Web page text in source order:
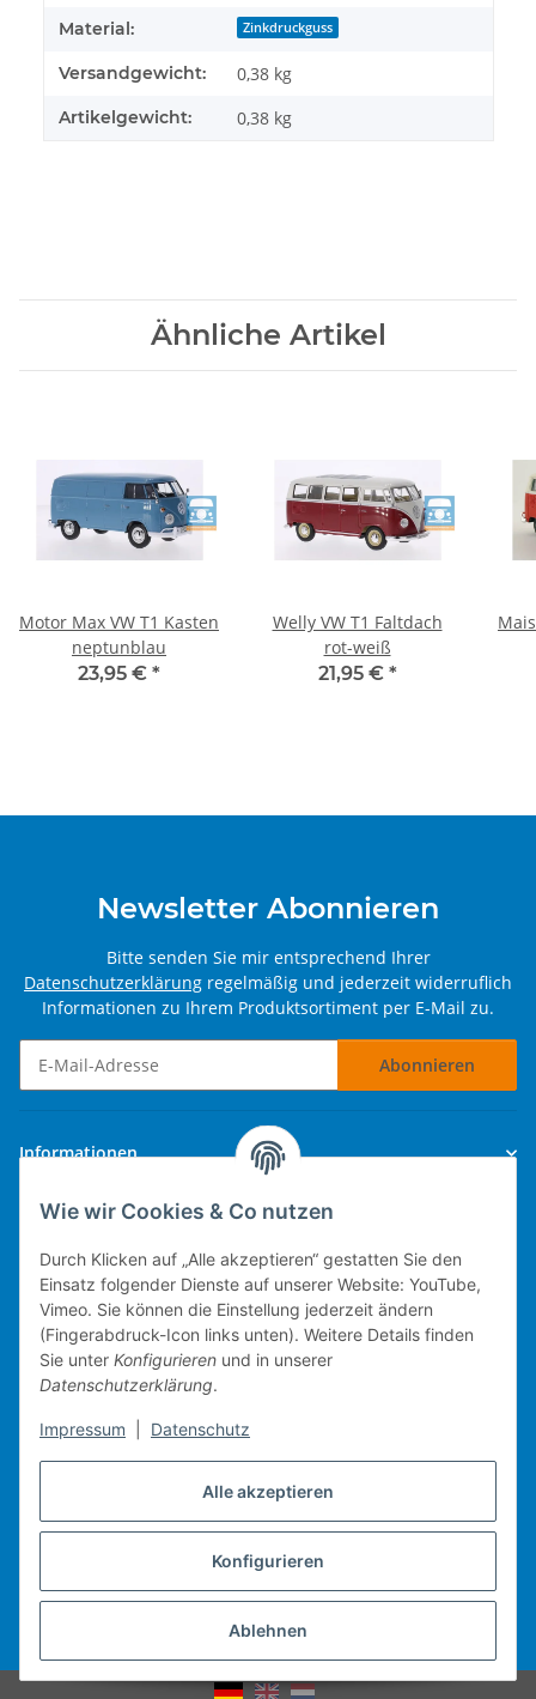
Alle akzeptieren
Konfigurieren
Ablehnen
Wie wir Cookies & Co nutzen
Durch Klicken auf „Alle akzeptieren“ gestatten Sie den
Einsatz folgender Dienste auf unserer Website: YouTube,
Vimeo. Sie können die Einstellung jederzeit ändern
(Fingerabdruck-Icon links unten). Weitere Details finden
Sie unter Konfigurieren und in unserer
Datenschutzerklärung.
Impressum Datenschutz
Material: Zinkdruckguss
Versandgewicht: 0,38 kg
Artikelgewicht: 0,38 kg
Ähnliche Artikel
Motor Max VW T1 Kasten
neptunblau
23,95 € *
Welly VW T1 Faltdach
rot-weiß
21,95 € *
Newsletter Abonnieren
Bitte senden Sie mir entsprechend Ihrer
Datenschutzerklärung regelmäßig und jederzeit widerruflich
Informationen zu Ihrem Produktsortiment per E-Mail zu.
Abonnieren
Informationen
Gesetzliche Informationen
Technische Umsetzung.
mobiles Kassensystem
Warenwirtschaft
Michael Heiler / Bonn
Vertrag widerrufen
* Alle Preise inkl. gesetzlicher USt., zzgl.Versand